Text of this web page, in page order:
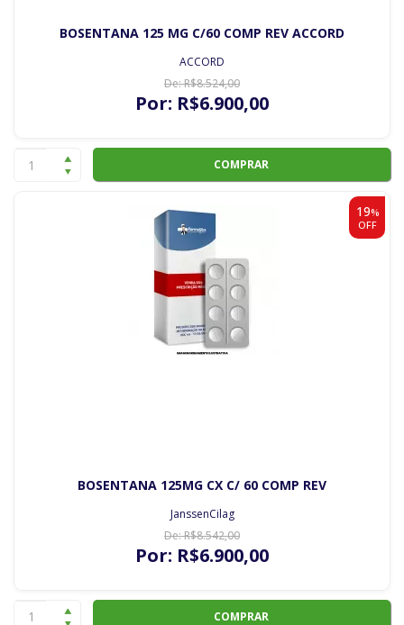
BOSENTANA 125 MG C/60 COMP REV ACCORD
ACCORD
De:R$8.524,00
Por: R$6.900,00
COMPRAR
19%
OFF
BOSENTANA 125MG CX C/ 60 COMP REV
JanssenCilag
De:R$8.542,00
Por: R$6.900,00
COMPRAR